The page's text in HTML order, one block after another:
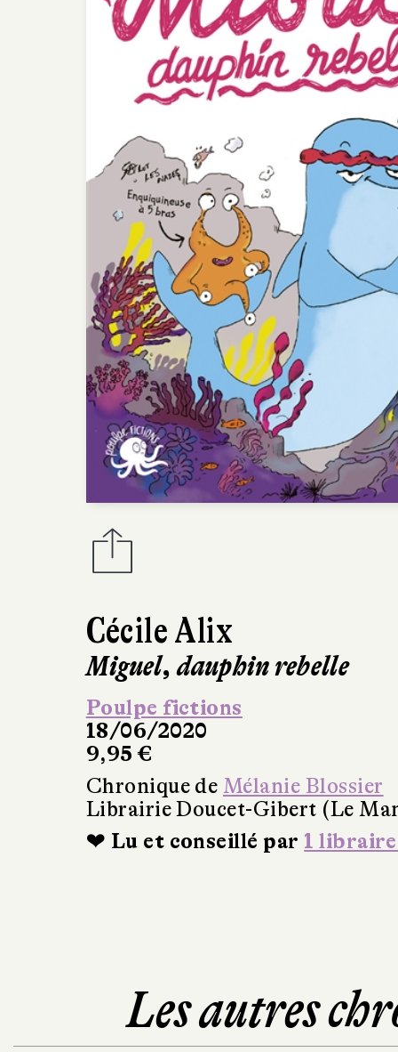
Cécile Alix
Miguel, dauphin rebelle
Poulpe fictions
18/06/2020
9,95 €
Chronique de Mélanie Blossier
Librairie Doucet-Gibert (Le
❤ Lu et conseillé par 1
Les autres